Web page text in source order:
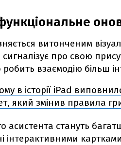
витонченим
сигналізує про свою
взаємодію більш
в історії iPad
який змінив правила
асистента стануть
інтерактивними